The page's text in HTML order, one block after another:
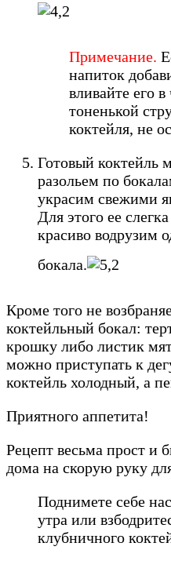
Примечание.
напиток
вливайте его
тоненькой
коктейля, не
Готовый коктейль
разольем по
украсим свежими
Для этого ее
красиво водрузим
бокала.
Кроме того не
коктейльный бокал:
крошку либо листик
можно приступать к
коктейль холодный, а
Приятного аппетита!
Рецепт весьма прост и
дома на скорую руку
Поднимете себе
утра или
клубничного